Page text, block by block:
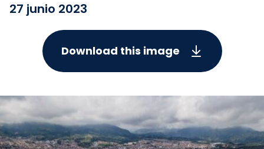
27 junio 2023
Download this image